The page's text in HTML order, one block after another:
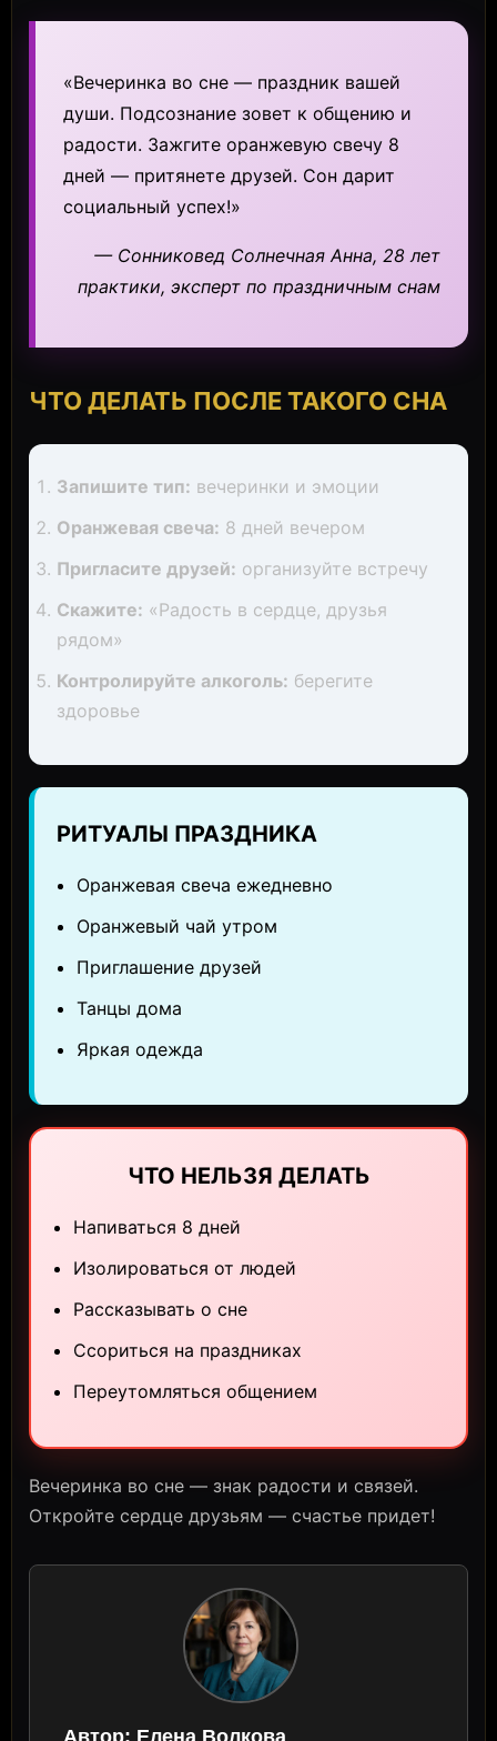
«Вечеринка во сне — праздник вашей
души. Подсознание зовет к общению и
радости. Зажгите оранжевую свечу 8
дней — притянете друзей. Сон дарит
социальный успех!»
— Сонниковед Солнечная Анна, 28 лет
практики, эксперт по праздничным снам
ЧТО ДЕЛАТЬ ПОСЛЕ ТАКОГО СНА
Запишите тип: вечеринки и эмоции
Оранжевая свеча: 8 дней вечером
Пригласите друзей: организуйте встречу
Скажите: «Радость в сердце, друзья
рядом»
Контролируйте алкоголь: берегите
здоровье
РИТУАЛЫ ПРАЗДНИКА
Оранжевая свеча ежедневно
Оранжевый чай утром
Приглашение друзей
Танцы дома
Яркая одежда
ЧТО НЕЛЬЗЯ ДЕЛАТЬ
Напиваться 8 дней
Изолироваться от людей
Рассказывать о сне
Ссориться на праздниках
Переутомляться общением
Вечеринка во сне — знак радости и связей.
Откройте сердце друзьям — счастье придет!
Автор: Елена Волкова